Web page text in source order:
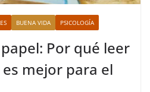
BUENA VIDA PSICOLOGÍA
Por qué leer
mejor para el